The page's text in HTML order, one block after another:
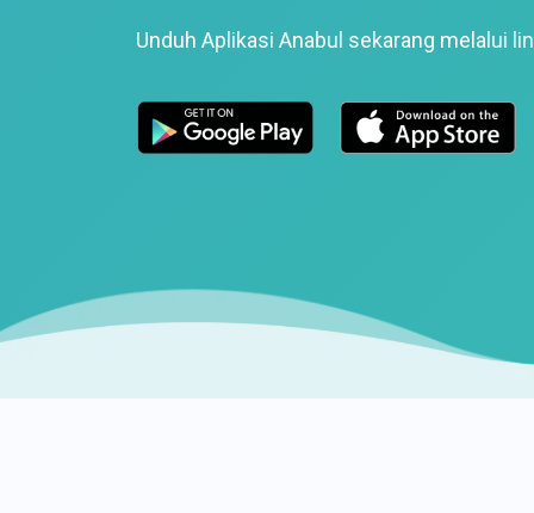
Unduh Aplikasi Anabul sekarang melalui